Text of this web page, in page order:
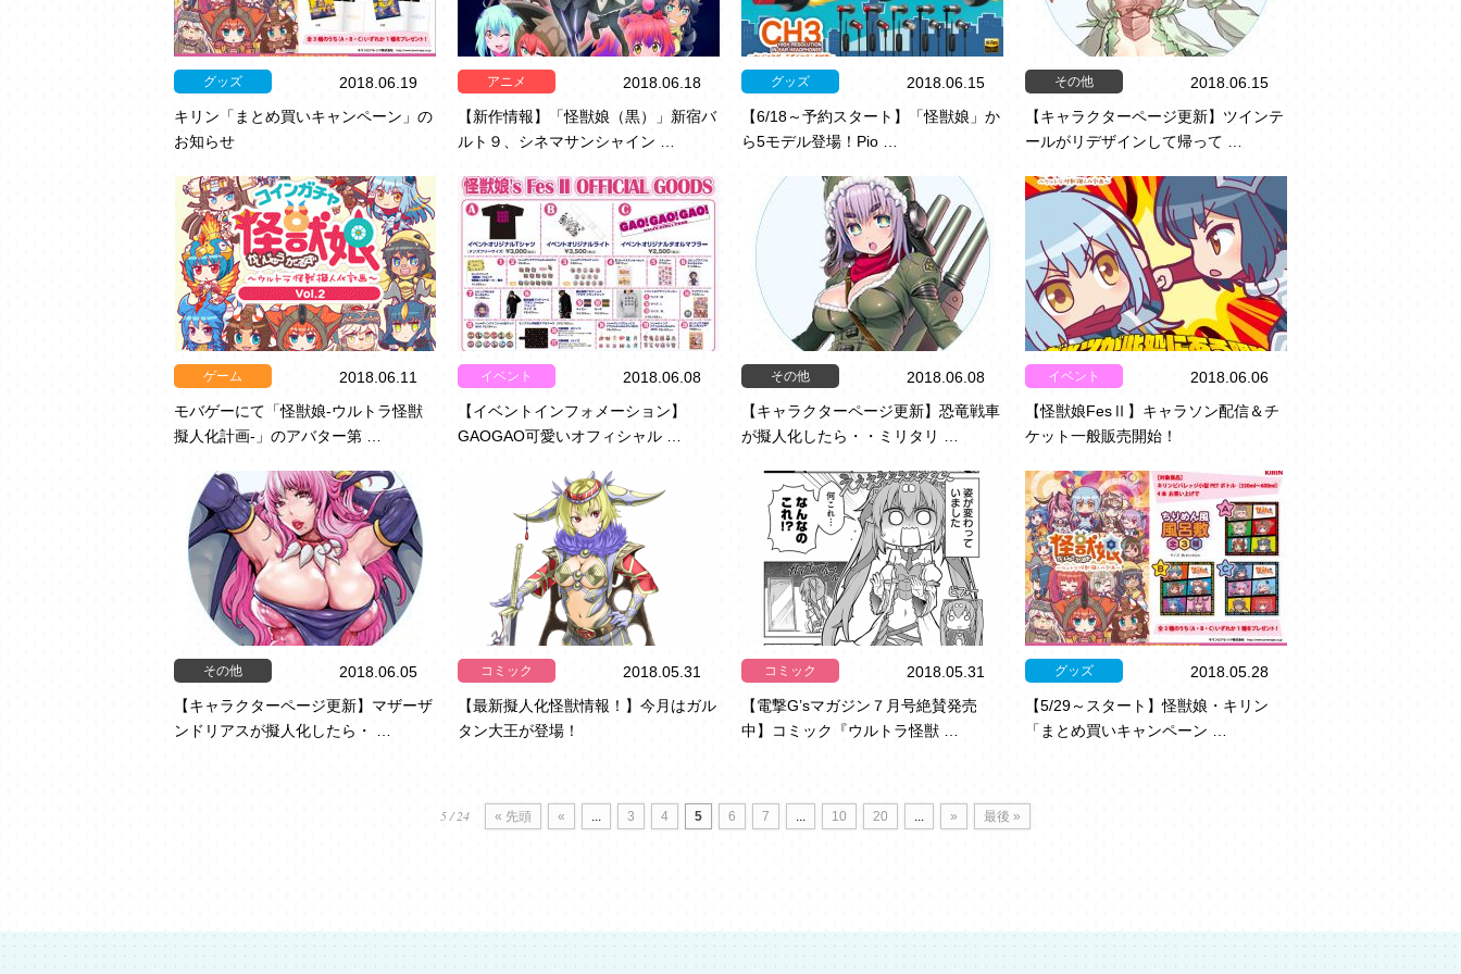
グッズ
2018.06.19
キリン「まとめ買いキャンペーン」の
お知らせ
アニメ
2018.06.18
【新作情報】「怪獣娘（黒）」新宿バ
ルト９、シネマサンシャイン …
グッズ
2018.06.15
【6/18～予約スタート】「怪獣娘」か
ら5モデル登場！Pio …
その他
2018.06.15
【キャラクターページ更新】ツインテ
ールがリデザインして帰って …
ゲーム
2018.06.11
モバゲーにて「怪獣娘-ウルトラ怪獣
擬人化計画-」のアバター第 …
イベント
2018.06.08
【イベントインフォメーション】
GAOGAO可愛いオフィシャル …
その他
2018.06.08
【キャラクターページ更新】恐竜戦車
が擬人化したら・・ミリタリ …
イベント
2018.06.06
【怪獣娘FesⅡ】キャラソン配信＆チ
ケット一般販売開始！
その他
2018.06.05
【キャラクターページ更新】マザーザ
ンドリアスが擬人化したら・ …
コミック
2018.05.31
【最新擬人化怪獣情報！】今月はガル
タン大王が登場！
コミック
2018.05.31
【電撃G’sマガジン７月号絶賛発売
中】コミック『ウルトラ怪獣 …
グッズ
2018.05.28
【5/29～スタート】怪獣娘・キリン
「まとめ買いキャンペーン …
5 / 24 « 先頭 « ... 3 4 5 6 7 ... 10 20 ... » 最後 »